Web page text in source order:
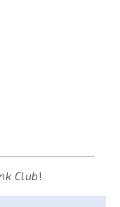
Club!